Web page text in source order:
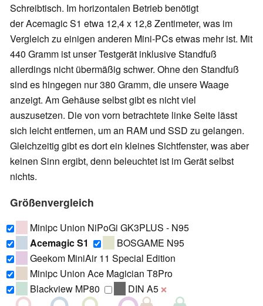
Schreibtisch. Im horizontalen Betrieb benötigt
der Acemagic S1 etwa 12,4 x 12,8 Zentimeter, was im
Vergleich zu einigen anderen Mini-PCs etwas mehr ist. Mit
440 Gramm ist unser Testgerät inklusive Standfuß
allerdings nicht übermäßig schwer. Ohne den Standfuß
sind es hingegen nur 380 Gramm, die unsere Waage
anzeigt. Am Gehäuse selbst gibt es nicht viel
auszusetzen. Die von vorn betrachtete linke Seite lässt
sich leicht entfernen, um an RAM und SSD zu gelangen.
Gleichzeitig gibt es dort ein kleines Sichtfenster, was aber
keinen Sinn ergibt, denn beleuchtet ist im Gerät selbst
nichts.
Größenvergleich
Minipc Union NiPoGi GK3PLUS - N95
Acemagic S1
BOSGAME N95
Geekom MiniAir 11 Special Edition
Minipc Union Ace Magician T8Pro
Blackview MP80
DIN A5 ❌